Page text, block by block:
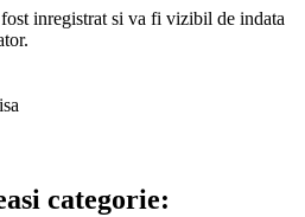
inregistrat si va fi vizibil de indata
categorie: